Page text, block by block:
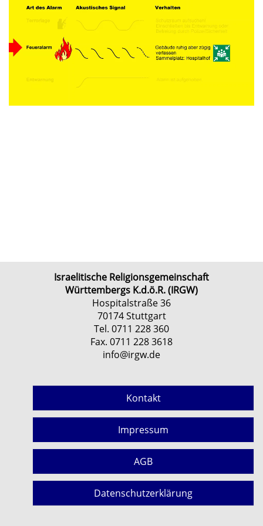
Israelitische Religionsgemeinschaft
Württembergs K.d.ö.R. (IRGW)
Hospitalstraße 36
70174 Stuttgart
Tel. 0711 228 360
Fax. 0711 228 3618
info@irgw.de
Kontakt
Impressum
AGB
Datenschutzerklärung